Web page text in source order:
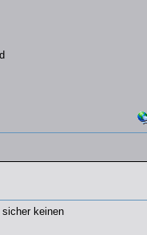
keinen